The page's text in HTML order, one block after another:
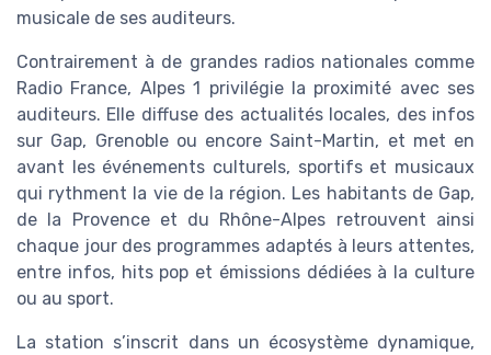
musicale de ses auditeurs.
Contrairement à de grandes radios nationales comme
Radio France, Alpes 1 privilégie la proximité avec ses
auditeurs. Elle diffuse des actualités locales, des infos
sur Gap, Grenoble ou encore Saint-Martin, et met en
avant les événements culturels, sportifs et musicaux
qui rythment la vie de la région. Les habitants de Gap,
de la Provence et du Rhône-Alpes retrouvent ainsi
chaque jour des programmes adaptés à leurs attentes,
entre infos, hits pop et émissions dédiées à la culture
ou au sport.
La station s’inscrit dans un écosystème dynamique,